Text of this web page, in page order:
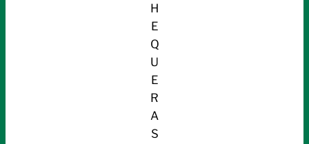
H
E
Q
U
E
R
A
S